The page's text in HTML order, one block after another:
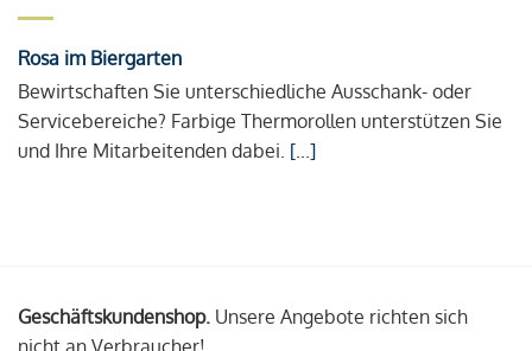
Rosa im Biergarten
Bewirtschaften Sie unterschiedliche Ausschank- oder
Servicebereiche? Farbige Thermorollen unterstützen Sie
und Ihre Mitarbeitenden dabei. [...]
Geschäftskundenshop. Unsere Angebote richten sich
nicht an Verbraucher!